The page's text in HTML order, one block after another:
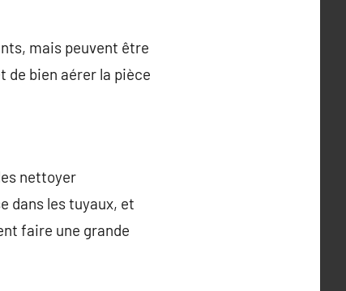
mais peuvent être
de bien aérer la pièce
nettoyer
dans les tuyaux, et
faire une grande